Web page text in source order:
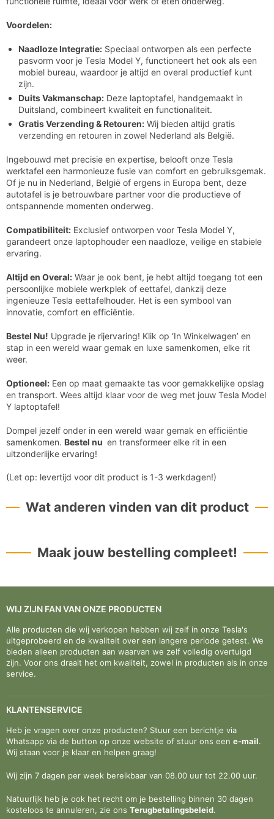
Voordelen:
Naadloze Integratie: Speciaal ontworpen als een perfecte
pasvorm voor je Tesla Model Y, functioneert het ook als een
mobiel bureau, waardoor je altijd en overal productief kunt
zijn.
Duits Vakmanschap: Deze laptoptafel, handgemaakt in
Duitsland, combineert kwaliteit en functionaliteit.
Gratis Verzending & Retouren: Wij bieden altijd gratis
verzending en retouren in zowel Nederland als België.
Ingebouwd met precisie en expertise, belooft onze Tesla
werktafel een harmonieuze fusie van comfort en gebruiksgemak.
Of je nu in Nederland, België of ergens in Europa bent, deze
autotafel is je betrouwbare partner voor die productieve of
ontspannende momenten onderweg.
Compatibiliteit: Exclusief ontworpen voor Tesla Model Y,
garandeert onze laptophouder een naadloze, veilige en stabiele
ervaring.
Altijd en Overal: Waar je ook bent, je hebt altijd toegang tot een
persoonlijke mobiele werkplek of eettafel, dankzij deze
ingenieuze Tesla eettafelhouder. Het is een symbool van
innovatie, comfort en efficiëntie.
Bestel Nu! Upgrade je rijervaring! Klik op ‘In Winkelwagen’ en
stap in een wereld waar gemak en luxe samenkomen, elke rit
weer.
Optioneel: Een op maat gemaakte tas voor gemakkelijke opslag
en transport. Wees altijd klaar voor de weg met jouw Tesla Model
Y laptoptafel!
Dompel jezelf onder in een wereld waar gemak en efficiëntie
samenkomen. Bestel nu en transformeer elke rit in een
uitzonderlijke ervaring!
(Let op: levertijd voor dit product is 1-3 werkdagen!)
Wat anderen vinden van dit product
Maak jouw bestelling compleet!
WIJ ZIJN FAN VAN ONZE PRODUCTEN
Alle producten die wij verkopen hebben wij zelf in onze Tesla's
uitgeprobeerd en de kwaliteit over een langere periode getest. We
bieden alleen producten aan waarvan we zelf volledig overtuigd
zijn. Voor ons draait het om kwaliteit, zowel in producten als in onze
service.
KLANTENSERVICE
Heb je vragen over onze producten? Stuur een berichtje via
Whatsapp via de button op onze website of stuur ons een e-mail.
Wij staan voor je klaar en helpen graag!
Wij zijn 7 dagen per week bereikbaar van 08.00 uur tot 22.00 uur.
Natuurlijk heb je ook het recht om je bestelling binnen 30 dagen
kosteloos te annuleren, zie ons Terugbetalingsbeleid.